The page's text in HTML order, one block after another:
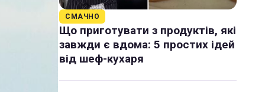
СМАЧНО
Що приготувати з продуктів, які
завжди є вдома: 5 простих ідей
від шеф-кухаря